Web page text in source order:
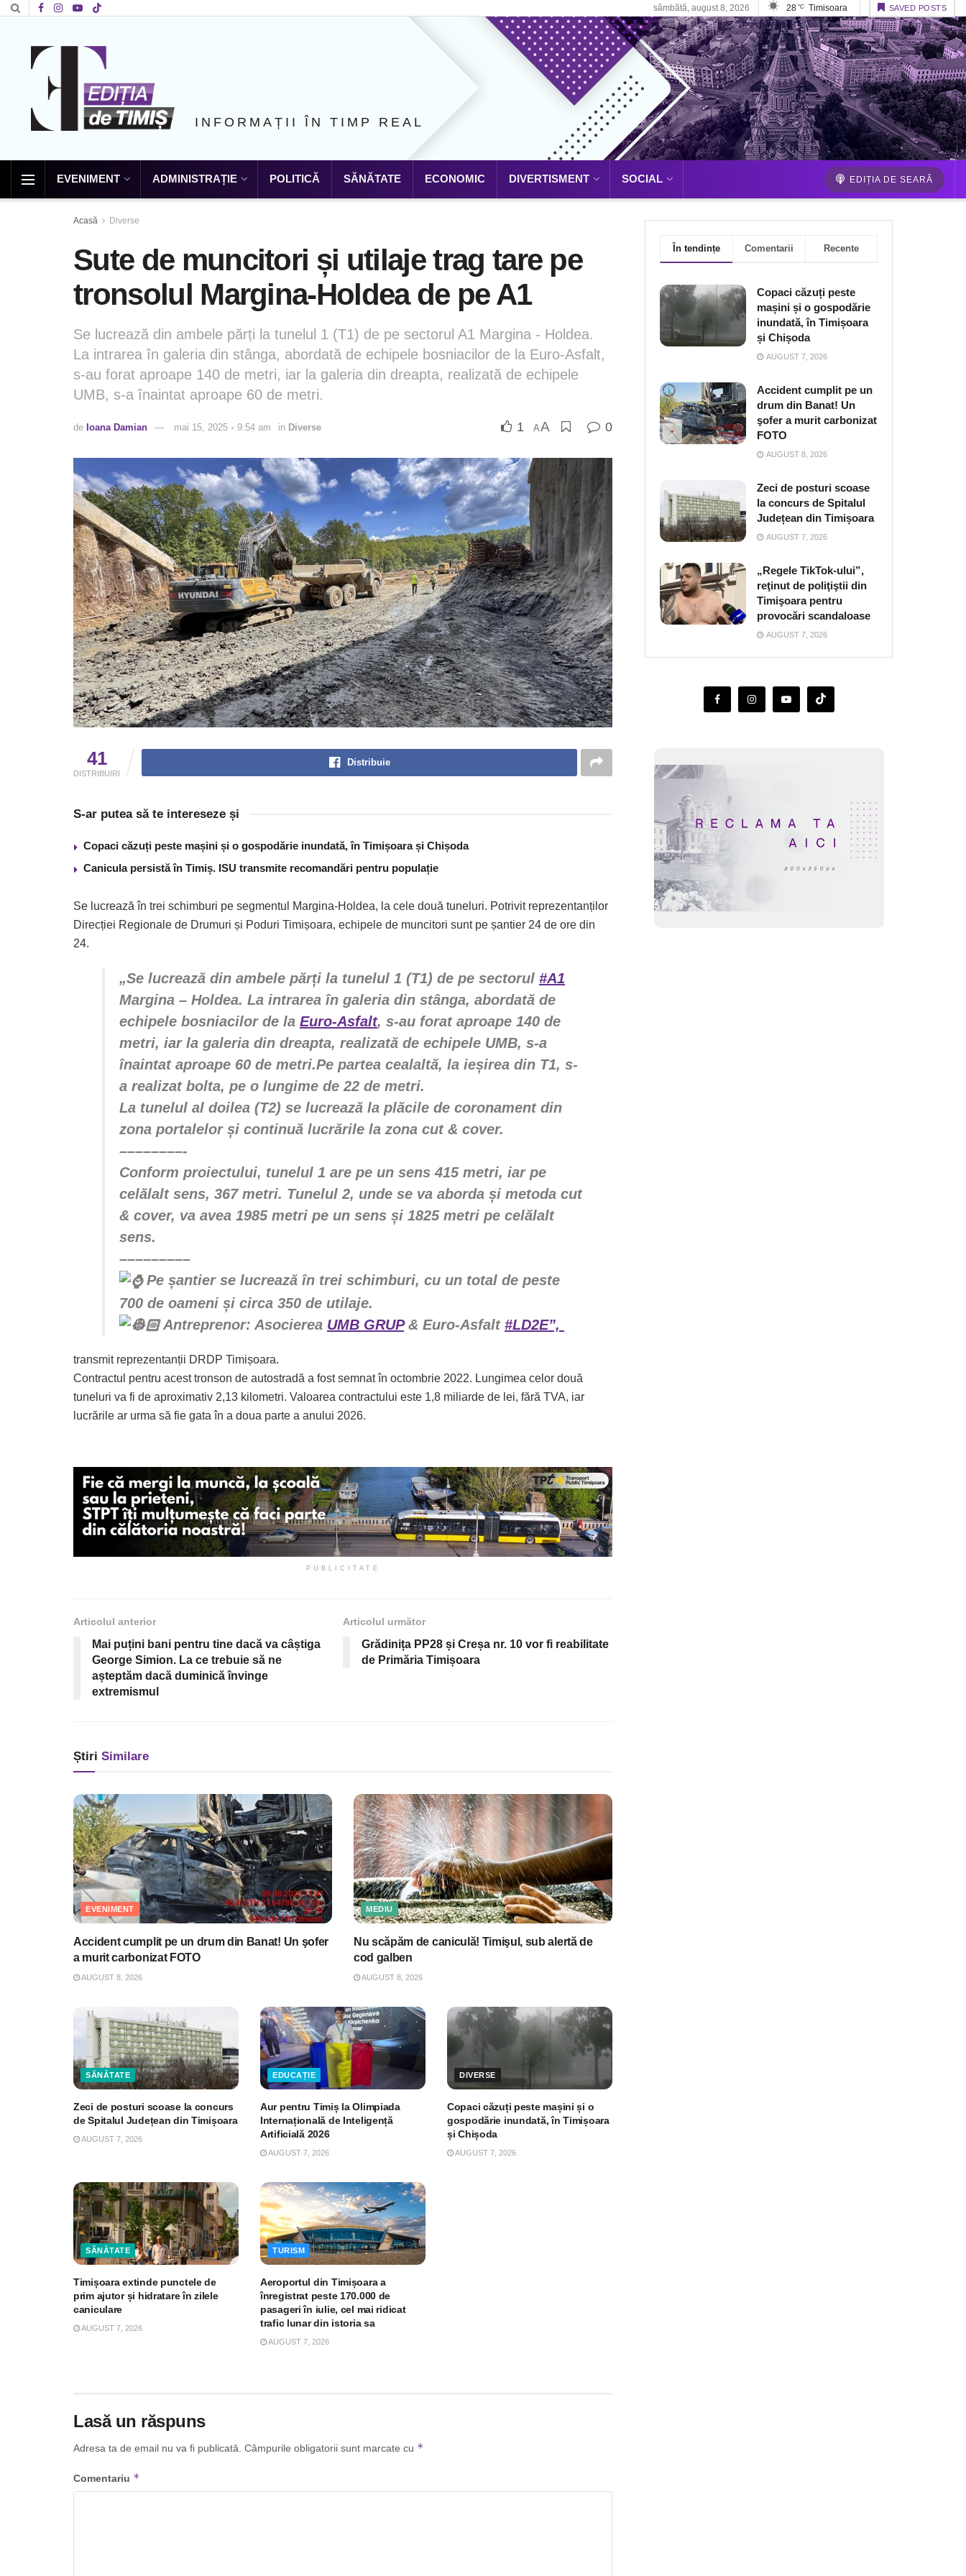
sâmbătă, august 8, 2026 28 °C Timisoara SAVED POSTS
INFORMAȚII ÎN TIMP REAL
EVENIMENT ADMINISTRAȚIE POLITICĂ SĂNĂTATE ECONOMIC DIVERTISMENT SOCIAL EDIȚIA DE SEARĂ
Acasă Diverse
Sute de muncitori și utilaje trag tare pe
tronsolul Margina-Holdea de pe A1
Se lucrează din ambele părți la tunelul 1 (T1) de pe sectorul A1 Margina - Holdea.
La intrarea în galeria din stânga, abordată de echipele bosniacilor de la Euro-Asfalt,
s-au forat aproape 140 de metri, iar la galeria din dreapta, realizată de echipele
UMB, s-a înaintat aproape 60 de metri.
de Ioana Damian mai 15, 2025 ◦ 9:54 am in Diverse 1 AA 0
41
DISTRIBUIRI
Distribuie
S-ar putea să te intereseze și
Copaci căzuți peste mașini și o gospodărie inundată, în Timișoara și Chișoda
Canicula persistă în Timiș. ISU transmite recomandări pentru populație
Se lucrează în trei schimburi pe segmentul Margina-Holdea, la cele două tuneluri. Potrivit reprezentanților
Direcției Regionale de Drumuri și Poduri Timișoara, echipele de muncitori sunt pe șantier 24 de ore din
24.
„Se lucrează din ambele părți la tunelul 1 (T1) de pe sectorul #A1
Margina – Holdea. La intrarea în galeria din stânga, abordată de
echipele bosniacilor de la Euro-Asfalt, s-au forat aproape 140 de
metri, iar la galeria din dreapta, realizată de echipele UMB, s-a
înaintat aproape 60 de metri.Pe partea cealaltă, la ieșirea din T1, s-
a realizat bolta, pe o lungime de 22 de metri.
La tunelul al doilea (T2) se lucrează la plăcile de coronament din
zona portalelor și continuă lucrările la zona cut & cover.
––––––––-
Conform proiectului, tunelul 1 are pe un sens 415 metri, iar pe
celălalt sens, 367 metri. Tunelul 2, unde se va aborda și metoda cut
& cover, va avea 1985 metri pe un sens și 1825 metri pe celălalt
sens.
–––––––––
Pe șantier se lucrează în trei schimburi, cu un total de peste
700 de oameni și circa 350 de utilaje.
Antreprenor: Asocierea UMB GRUP& Euro-Asfalt #LD2E”,
transmit reprezentanții DRDP Timișoara.
Contractul pentru acest tronson de autostradă a fost semnat în octombrie 2022. Lungimea celor două
tuneluri va fi de aproximativ 2,13 kilometri. Valoarea contractului este 1,8 miliarde de lei, fără TVA, iar
lucrările ar urma să fie gata în a doua parte a anului 2026.
PUBLICITATE
Articolul anterior
Mai puțini bani pentru tine dacă va câștiga
George Simion. La ce trebuie să ne
așteptăm dacă duminică învinge
extremismul
Articolul următor
Grădinița PP28 și Creșa nr. 10 vor fi reabilitate
de Primăria Timișoara
Știri Similare
EVENIMENT
Accident cumplit pe un drum din Banat! Un şofer
a murit carbonizat FOTO
AUGUST 8, 2026
MEDIU
Nu scăpăm de caniculă! Timişul, sub alertă de
cod galben
AUGUST 8, 2026
SĂNĂTATE
Zeci de posturi scoase la concurs
de Spitalul Județean din Timișoara
AUGUST 7, 2026
EDUCAȚIE
Aur pentru Timiș la Olimpiada
Internațională de Inteligență
Artificială 2026
AUGUST 7, 2026
DIVERSE
Copaci căzuți peste mașini și o
gospodărie inundată, în Timișoara
și Chișoda
AUGUST 7, 2026
SĂNĂTATE
Timișoara extinde punctele de
prim ajutor și hidratare în zilele
caniculare
AUGUST 7, 2026
TURISM
Aeroportul din Timișoara a
înregistrat peste 170.000 de
pasageri în iulie, cel mai ridicat
trafic lunar din istoria sa
AUGUST 7, 2026
Lasă un răspuns
Adresa ta de email nu va fi publicată. Câmpurile obligatorii sunt marcate cu *
Comentariu *
În tendințe Comentarii Recente
Copaci căzuți peste
mașini și o gospodărie
inundată, în Timișoara
și Chișoda
AUGUST 7, 2026
Accident cumplit pe un
drum din Banat! Un
şofer a murit carbonizat
FOTO
AUGUST 8, 2026
Zeci de posturi scoase
la concurs de Spitalul
Județean din Timișoara
AUGUST 7, 2026
„Regele TikTok-ului”,
reţinut de poliţiştii din
Timişoara pentru
provocări scandaloase
AUGUST 7, 2026